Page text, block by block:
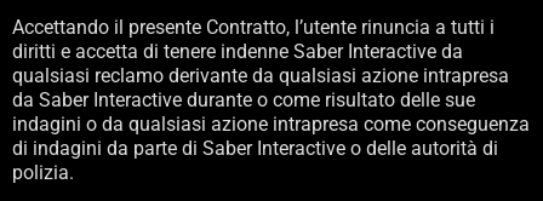
Accettando il presente Contratto, l’utente rinuncia a tutti i
diritti e accetta di tenere indenne Saber Interactive da
qualsiasi reclamo derivante da qualsiasi azione intrapresa
da Saber Interactive durante o come risultato delle sue
indagini o da qualsiasi azione intrapresa come conseguenza
di indagini da parte di Saber Interactive o delle autorità di
polizia.